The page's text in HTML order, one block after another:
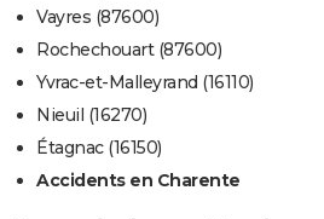
Vayres (87600)
Rochechouart (87600)
Yvrac-et-Malleyrand (16110)
Nieuil (16270)
Étagnac (16150)
Accidents en Charente